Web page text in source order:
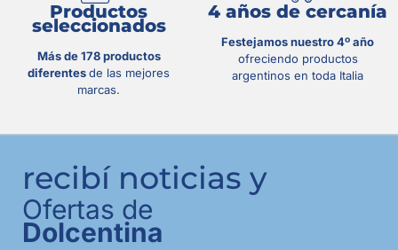
Productos
seleccionados
Más de 178 productos
diferentesde las mejores
marcas.
4 años de cercanía
Festejamos nuestro 4º año
ofreciendo productos
argentinos en toda Italia
recibí noticias y
Ofertas de
Dolcentina